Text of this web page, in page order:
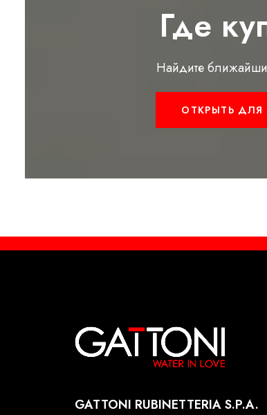
Где
Найдите
ОТКРЫТЬ ДЛЯ
GATTONI RUBINETTERIA S.P.A.